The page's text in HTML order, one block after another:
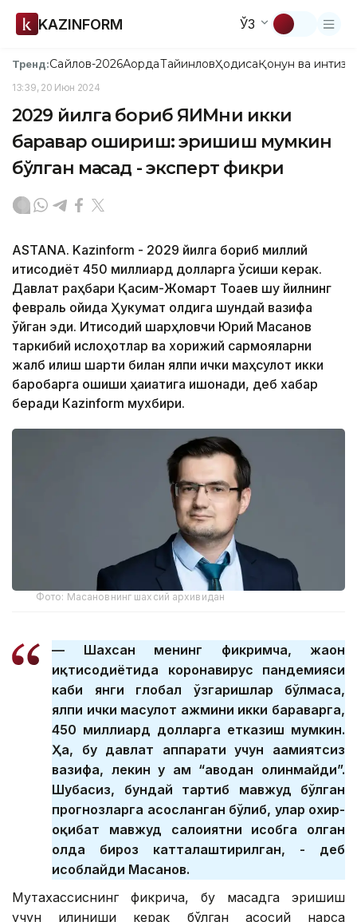
KAZINFORM ЎЗ
Тренд:Сайлов-2026АқордаТайинловҲодисаҚонун ва
13:39, 20 Июн 2024
2029 йилга бориб ЯИМни икки
баравар ошириш: эришиш мумкин
бўлган мақсад - эксперт фикри
ASTANA. Kazinform - 2029 йилга бориб миллий
иқтисодиёт 450 миллиард долларга ўсиши керак.
Давлат раҳбари Қасим-Жомарт Тоқаев шу йилнинг
февраль ойида Ҳукумат олдига шундай вазифа
қўйган эди. Иқтисодий шарҳловчи Юрий Масанов
таркибий ислоҳотлар ва хорижий сармояларни
жалб қилиш шарти билан ялпи ички маҳсулот икки
баробарга ошиши ҳақиқатига ишонади, деб хабар
беради Кazinform мухбири.
Фото: Масановнинг шахсий архивидан
— Шахсан менинг фикримча, жаҳон
иқтисодиётида коронавирус пандемияси
каби янги глобал ўзгаришлар бўлмаса,
ялпи ички маҳсулот ҳажмини икки бараварга,
450 миллиард долларга етказиш мумкин.
Ҳа, бу давлат аппарати учун аҳамиятсиз
вазифа, лекин у ҳам “ҳаводан олинмайди”.
Шубҳасиз, бундай тартиб мавжуд бўлган
прогнозларга асосланган бўлиб, улар охир-
оқибат мавжуд салоҳиятни ҳисобга олган
ҳолда бироз катталаштирилган, - деб
ҳисоблайди Масанов.
Мутахассиснинг фикрича, бу мақсадга эришиш
учун қилиниши керак бўлган асосий нарса